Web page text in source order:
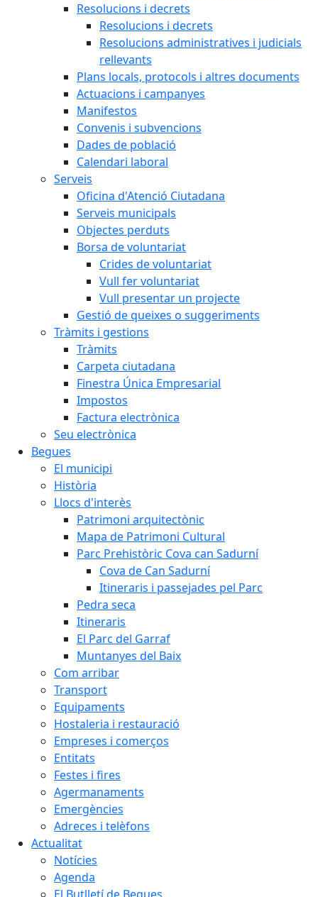
Resolucions i decrets
Resolucions i decrets
Resolucions administratives i judicials
rellevants
Plans locals, protocols i altres documents
Actuacions i campanyes
Manifestos
Convenis i subvencions
Dades de població
Calendari laboral
Serveis
Oficina d'Atenció Ciutadana
Serveis municipals
Objectes perduts
Borsa de voluntariat
Crides de voluntariat
Vull fer voluntariat
Vull presentar un projecte
Gestió de queixes o suggeriments
Tràmits i gestions
Tràmits
Carpeta ciutadana
Finestra Única Empresarial
Impostos
Factura electrònica
Seu electrònica
Begues
El municipi
Història
Llocs d'interès
Patrimoni arquitectònic
Mapa de Patrimoni Cultural
Parc Prehistòric Cova can Sadurní
Cova de Can Sadurní
Itineraris i passejades pel Parc
Pedra seca
Itineraris
El Parc del Garraf
Muntanyes del Baix
Com arribar
Transport
Equipaments
Hostaleria i restauració
Empreses i comerços
Entitats
Festes i fires
Agermanaments
Emergències
Adreces i telèfons
Actualitat
Notícies
Agenda